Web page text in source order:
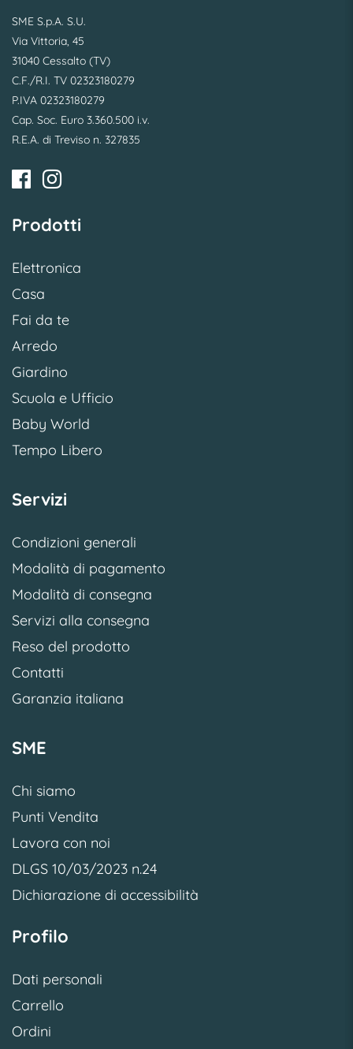
SME S.p.A. S.U.
Via Vittoria, 45
31040 Cessalto (TV)
C.F./R.I. TV 02323180279
P.IVA 02323180279
Cap. Soc. Euro 3.360.500 i.v.
R.E.A. di Treviso n. 327835
Prodotti
Elettronica
Casa
Fai da te
Arredo
Giardino
Scuola e Ufficio
Baby World
Tempo Libero
Servizi
Condizioni generali
Modalità di pagamento
Modalità di consegna
Servizi alla consegna
Reso del prodotto
Contatti
Garanzia italiana
SME
Chi siamo
Punti Vendita
Lavora con noi
DLGS 10/03/2023 n.24
Dichiarazione di accessibilità
Profilo
Dati personali
Carrello
Ordini